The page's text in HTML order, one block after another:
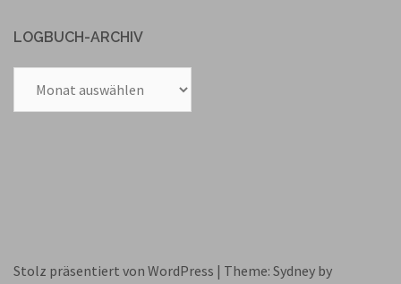
LOGBUCH-ARCHIV
Stolz präsentiert von WordPress | Theme: Sydney by